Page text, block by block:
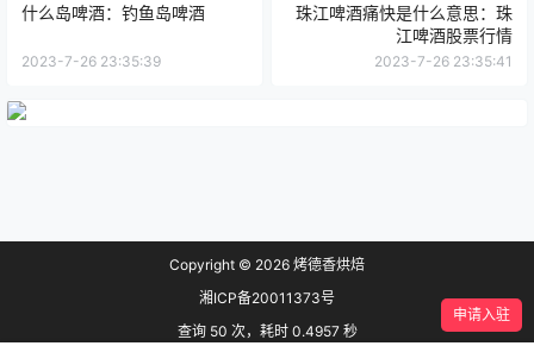
什么岛啤酒：钓鱼岛啤酒
2023-7-26 23:35:39
珠江啤酒痛快是什么意思：珠
江啤酒股票行情
2023-7-26 23:35:41
Copyright © 2026 烤德香烘焙
湘ICP备20011373号
查询 50 次，耗时 0.4957 秒
申请入驻